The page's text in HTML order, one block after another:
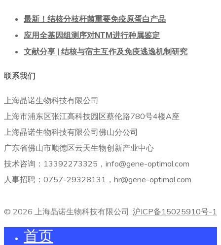
最新！结核分枝杆菌重要免疫原蛋白产品
应用全基因组测序对NTM进行种属鉴定
文献分享 | 结核与宿主互作及免疫逃逸机制研究
联系我们
上海晶诺生物科技有限公司
上海市浦东区张江高科技园区蔡伦路780号4楼A座
上海晶诺生物科技有限公司佛山分公司
广东省佛山市顺德区云天生物创新产业中心
技术咨询：13392273325，info@gene-optimal.com
人事招聘：0757-29328131，hr@gene-optimal.com
© 2026 上海晶诺生物科技有限公司. 沪ICP备15025910号-1
首页